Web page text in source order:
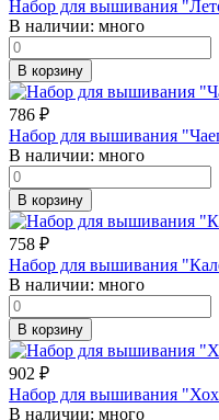
Набор для вышивания
В наличии: много
В корзину
786 ₽
Набор для вышивания
В наличии: много
В корзину
758 ₽
Набор для вышивания
В наличии: много
В корзину
902 ₽
Набор для вышивания
В наличии: много